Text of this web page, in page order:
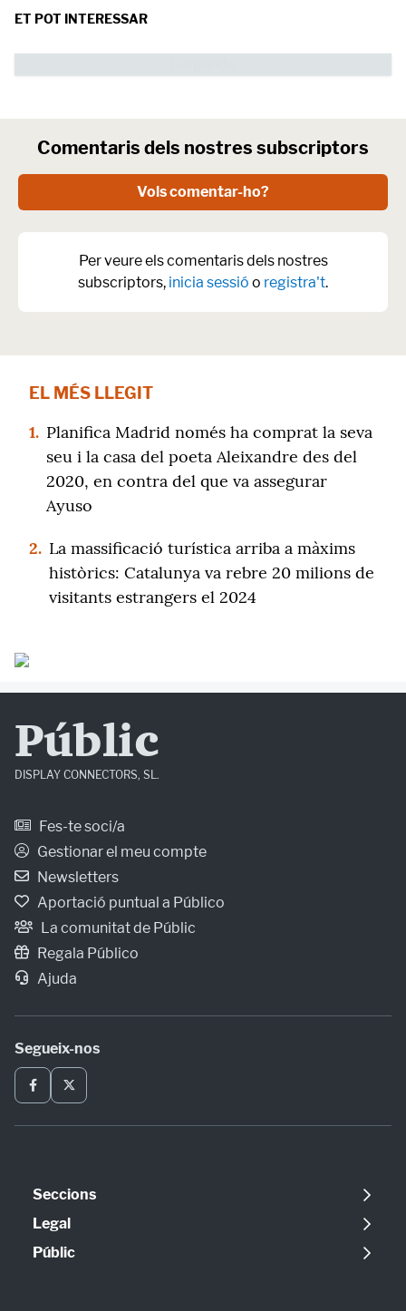
ET POT INTERESSAR
Comentaris dels nostres subscriptors
Vols comentar-ho?
Per veure els comentaris dels nostres
subscriptors, inicia sessió o registra't.
EL MÉS LLEGIT
1. Planifica Madrid només ha comprat la seva
seu i la casa del poeta Aleixandre des del
2020, en contra del que va assegurar
Ayuso
2. La massificació turística arriba a màxims
històrics: Catalunya va rebre 20 milions de
visitants estrangers el 2024
Públic
DISPLAY CONNECTORS, SL.
Fes-te soci/a
Gestionar el meu compte
Newsletters
Aportació puntual a Público
La comunitat de Públic
Regala Público
Ajuda
Segueix-nos
Seccions
Política
Opinió
Legal
Avís legal
Públic